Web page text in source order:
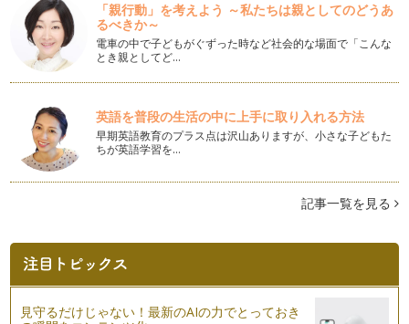
エレガントなケーキの食べ方
これからの季節、クリスマス、年末・年始でみんなが集まる機
会も多いですね。クリスマスや年末年…
木枯らしも吹きはじめ、寒いと感じることも多くなりました
ね。冬は、クリスマス、大晦日、お正月…
どう教えてますか？トイレマナー その２
トイレに対してマイナスイメージを作らないことが、トイレに
お子様がトイレを上手に使いはじめる頃、ぜひ一度親子でトイ
レマナーを確認してみてください。幼…
ベビーカーマナー
「親行動」を考えよう ～私たちは親としてのどうあ
るべきか～
電車の中で子どもがぐずった時など社会的な場面で「こんな
とき親としてど…
英語を普段の生活の中に上手に取り入れる方法
早期英語教育のプラス点は沢山ありますが、小さな子どもた
ちが英語学習を…
記事一覧を見る
見守るだけじゃない！最新のAIの力でとっておき